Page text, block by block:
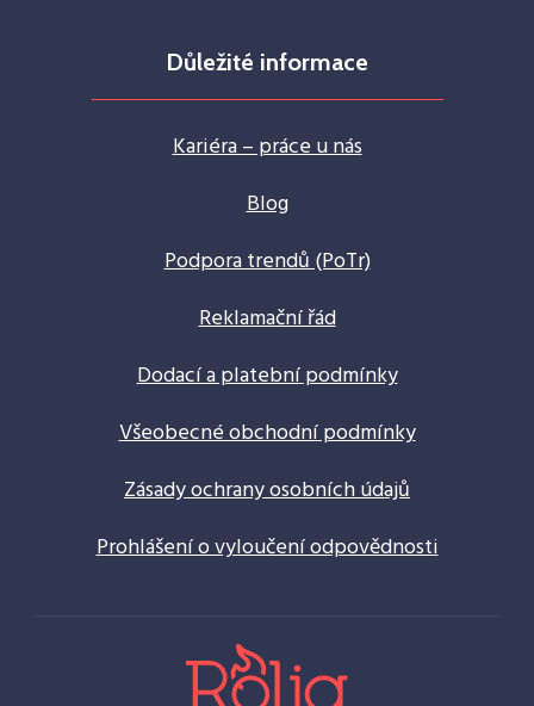
Důležité informace
Kariéra – práce u nás
Blog
Podpora trendů (PoTr)
Reklamační řád
Dodací a platební podmínky
Všeobecné obchodní podmínky
Zásady ochrany osobních údajů
Prohlášení o vyloučení odpovědnosti